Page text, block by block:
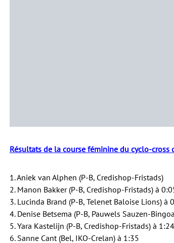
Résultats de la course féminine du cyclo-cross
1. Aniek van Alphen (P-B, Credishop-Fristads)
2. Manon Bakker (P-B, Credishop-Fristads) à
3. Lucinda Brand (P-B, Telenet Baloise Lions) à
4. Denise Betsema (P-B, Pauwels Sauzen-
5. Yara Kastelijn (P-B, Credishop-Fristads) à 1:24
6. Sanne Cant (Bel, IKO-Crelan) à 1:35